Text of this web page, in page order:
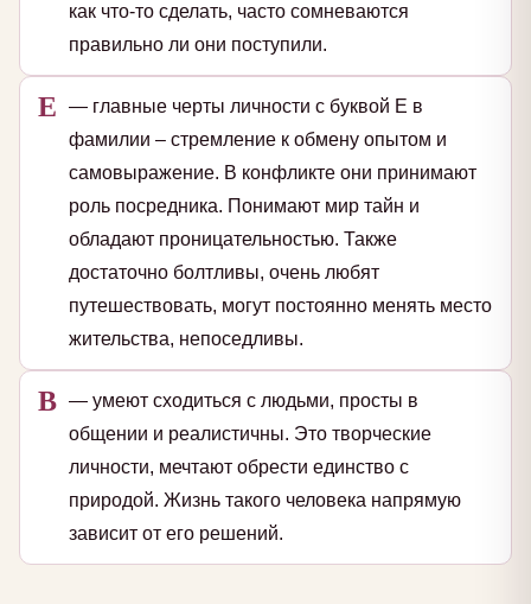
как что-то сделать, часто сомневаются
правильно ли они поступили.
Е
— главные черты личности с буквой Е в
фамилии – стремление к обмену опытом и
самовыражение. В конфликте они принимают
роль посредника. Понимают мир тайн и
обладают проницательностью. Также
достаточно болтливы, очень любят
путешествовать, могут постоянно менять место
жительства, непоседливы.
В — умеют сходиться с людьми, просты в
общении и реалистичны. Это творческие
личности, мечтают обрести единство с
природой. Жизнь такого человека напрямую
зависит от его решений.